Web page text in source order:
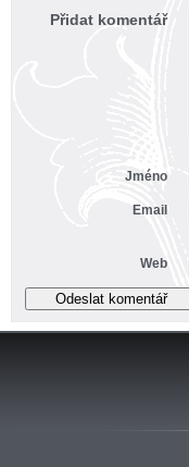
Přidat komentář
Jméno
Email
Web